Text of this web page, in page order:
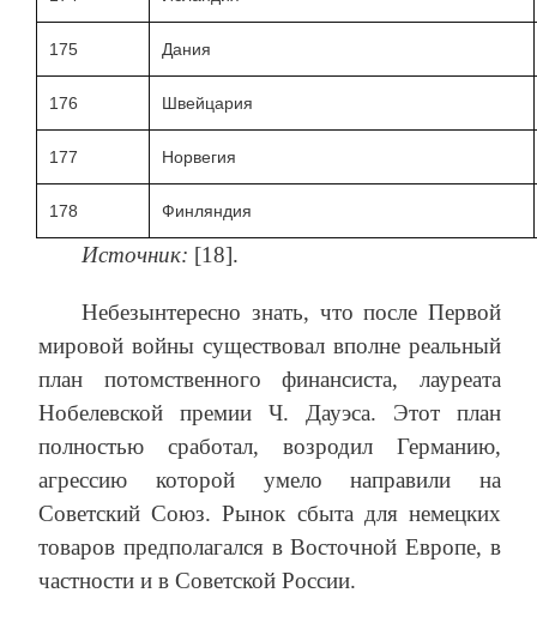
175 Дания
176 Швейцария
177 Норвегия
178 Финляндия
Источник: [18].
Небезынтересно знать, что после Первой
мировой войны существовал вполне реальный
план потомственного финансиста, лауреата
Нобелевской премии Ч. Дауэса. Этот план
полностью сработал, возродил Германию,
агрессию которой умело направили на
Советский Союз. Рынок сбыта для немецких
товаров предполагался в Восточной Европе, в
частности и в Советской России.